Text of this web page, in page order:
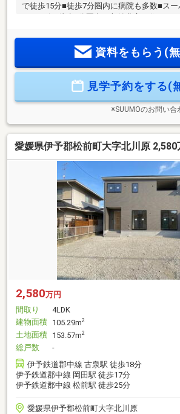
で徒歩15分■徒歩7分圏内に病院も多数■スー
■コンビニ徒歩7分圏内≪収納豊富な住みや
も安心のインナーバルコニー≪安心の住宅
震等級3×低価格の新築住宅!■住宅性能表示制
ス充実♪本日ご案内可能です♪
資料をもらう(
見学予約をする(
※SUUMOのお問い
愛媛県伊予郡松前町大字北川原 2,580
2,580万円
間取り
4LDK
建物面積 105.29m2
土地面積 153.57m2
総戸数
-
伊予鉄道郡中線 古泉駅 徒歩18分
伊予鉄道郡中線 岡田駅 徒歩17分
伊予鉄道郡中線 松前駅 徒歩25分
愛媛県伊予郡松前町大字北川原